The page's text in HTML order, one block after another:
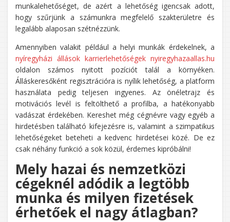
munkalehetőséget, de azért a lehetőség igencsak adott,
hogy szűrjünk a számunkra megfelelő szakterületre és
legalább alaposan szétnézzünk.
Amennyiben valakit például a helyi munkák érdekelnek, a
nyíregyházi állások karrierlehetőségek nyiregyhazaallas.hu
oldalon számos nyitott pozíciót talál a környéken.
Álláskeresőként regisztrációra is nyílik lehetőség, a platform
használata pedig teljesen ingyenes. Az önéletrajz és
motivációs levél is feltölthető a profilba, a hatékonyabb
vadászat érdekében. Kereshet még cégnévre vagy egyéb a
hirdetésben található kifejezésre is, valamint a szimpatikus
lehetőségeket beteheti a kedvenc hirdetései közé. De ez
csak néhány funkció a sok közül, érdemes kipróbálni!
Mely hazai és nemzetközi
cégeknél adódik a legtöbb
munka és milyen fizetések
érhetőek el nagy átlagban?